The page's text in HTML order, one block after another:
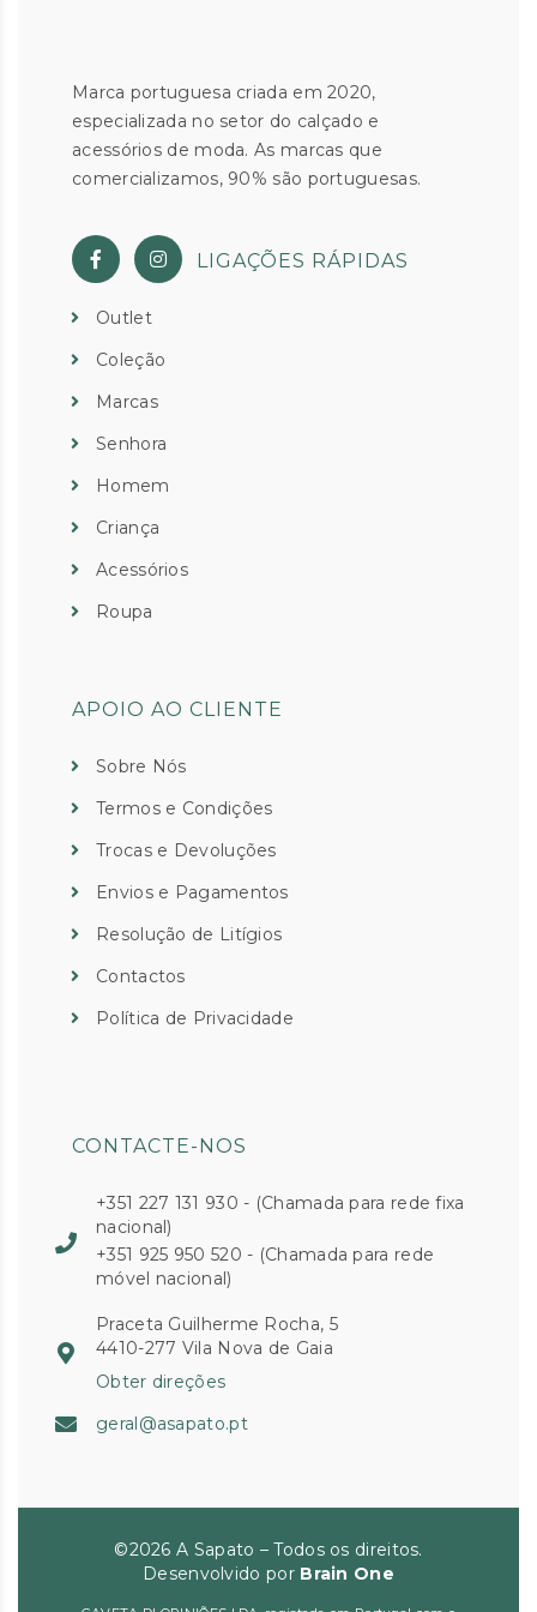
Marca portuguesa criada em 2020,
especializada no setor do calçado e
acessórios de moda. As marcas que
comercializamos, 90% são portuguesas.
LIGAÇÕES RÁPIDAS
Outlet
Coleção
Marcas
Senhora
Homem
Criança
Acessórios
Roupa
APOIO AO CLIENTE
Sobre Nós
Termos e Condições
Trocas e Devoluções
Envios e Pagamentos
Resolução de Litígios
Contactos
Política de Privacidade
CONTACTE-NOS
+351 227 131 930 - (Chamada para rede fixa
nacional)
+351 925 950 520 - (Chamada para rede
móvel nacional)
Praceta Guilherme Rocha, 5
4410-277 Vila Nova de Gaia
Obter direções
geral@asapato.pt
©2026 A Sapato – Todos os direitos.
Desenvolvido por Brain One